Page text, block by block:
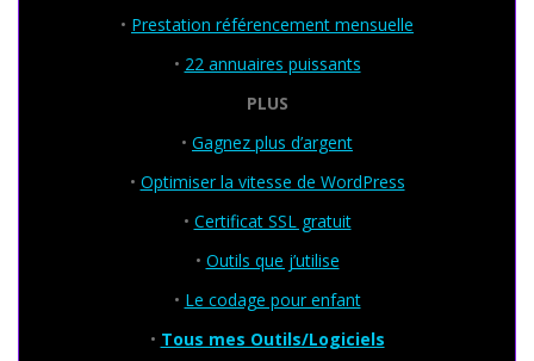
• Prestation référencement mensuelle
• 22 annuaires puissants
PLUS
• Gagnez plus d’argent
• Optimiser la vitesse de WordPress
• Certificat SSL gratuit
• Outils que j’utilise
• Le codage pour enfant
• Tous mes Outils/Logiciels